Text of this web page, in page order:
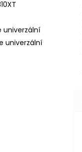
univerzální
univerzální